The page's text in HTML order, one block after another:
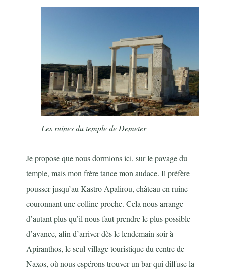
Les ruines du temple de Demeter
Je propose que nous dormions ici, sur le pavage du
temple, mais mon frère tance mon audace. Il préfère
pousser jusqu’au Kastro Apalirou, château en ruine
couronnant une colline proche. Cela nous arrange
d’autant plus qu’il nous faut prendre le plus possible
d’avance, afin d’arriver dès le lendemain soir à
Apiranthos, le seul village touristique du centre de
Naxos, où nous espérons trouver un bar qui diffuse la